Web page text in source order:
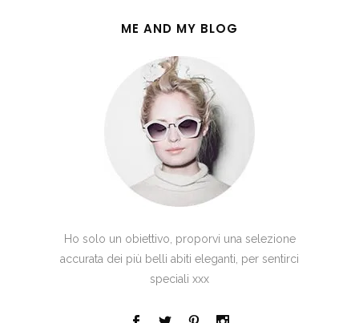
ME AND MY BLOG
Ho solo un obiettivo, proporvi una selezione
accurata dei più belli abiti eleganti, per sentirci
speciali xxx